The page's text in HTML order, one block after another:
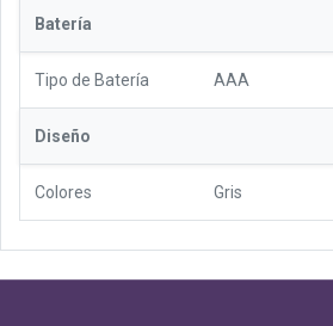
Batería
Tipo de Batería AAA
Diseño
Colores Gris